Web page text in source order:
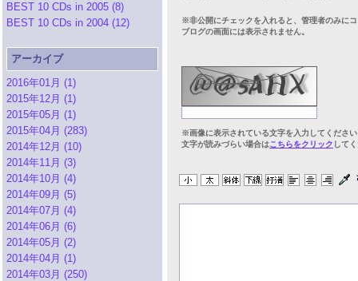
BEST 10 CDs in 2005 (8)
BEST 10 CDs in 2004 (12)
アーカイブ
2016年01月 (1)
2015年12月 (1)
2015年05月 (1)
2015年04月 (283)
2014年12月 (10)
2014年11月 (3)
2014年10月 (4)
2014年09月 (5)
2014年07月 (4)
2014年06月 (6)
2014年05月 (2)
2014年04月 (1)
2014年03月 (250)
※非公開にチェックを入れると、管理者のみに
ブログの画面には表示されません。
※画像に表示されている文字を入力してくださ
文字が読みづらい場合はこちらをクリック して